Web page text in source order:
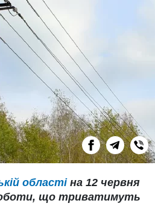
областіна 12 червня
що триватимуть